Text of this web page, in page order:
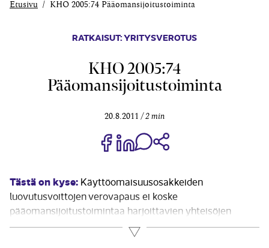
Etusivu KHO 2005:74 Pääomansijoitustoiminta
RATKAISUT: YRITYSVEROTUS
KHO 2005:74
Pääomansijoitustoiminta
20.8.2011 2 min
Jaa Share on Facebook
Jaa Share on LinkedIn
Jaa WhatsApp-viestinä
Tästä on kyse: Käyttöomaisuusosakkeiden
luovutusvoittojen verovapaus ei koske
pääomansijoitustoimintaa harjoittavien yhteisöjen
osakeluovutuksia. Se, mikä on
pääomansijoitustoimintaa, on ollut esillä useissa KHO:n
Lue lisää